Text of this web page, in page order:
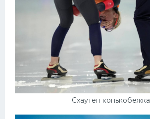
Схаутен конькобежка